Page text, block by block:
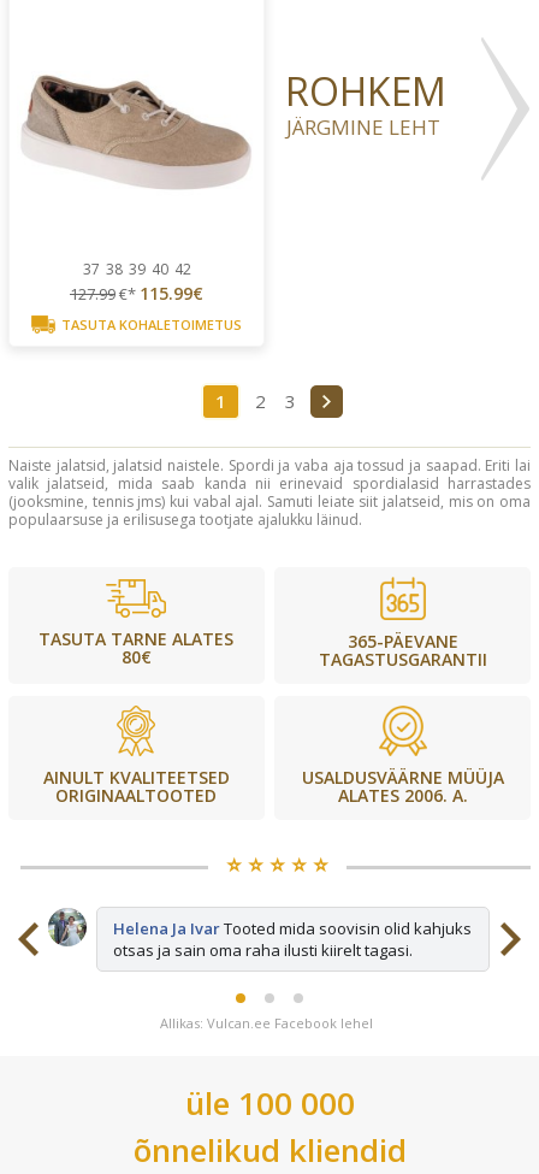
37 38 39 40 42
127.99€* 115.99€
TASUTA KOHALETOIMETUS
ROHKEM
JÄRGMINE LEHT
1 2 3
Naiste jalatsid, jalatsid naistele. Spordi ja vaba aja tossud ja saapad. Eriti lai
valik jalatseid, mida saab kanda nii erinevaid spordialasid harrastades
(jooksmine, tennis jms) kui vabal ajal. Samuti leiate siit jalatseid, mis on oma
populaarsuse ja erilisusega tootjate ajalukku läinud.
TASUTA TARNE ALATES
80€
365-PÄEVANE
TAGASTUSGARANTII
AINULT KVALITEETSED
ORIGINAALTOOTED
USALDUSVÄÄRNE MÜÜJA
ALATES 2006. A.
⭐️ ⭐️ ⭐️ ⭐️ ⭐️
Helena Ja IvarTooted mida soovisin olid kahjuks
otsas ja sain oma raha ilusti kiirelt tagasi.
Allikas: Vulcan.ee Facebook lehel
üle 100 000
õnnelikud kliendid